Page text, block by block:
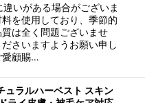
いがある場合がございま
を使用しており、季節的
は全く問題ございませ
さいますようお願い申し
愛顧賜…
ラルハーベスト スキン